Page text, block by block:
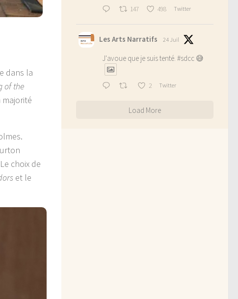
dans la
of the
choix de
et le
147 498 Twitter
Les Arts Narratifs 24 Juil
J'avoue que je suis tenté. #sdcc 😅
2 Twitter
Load More